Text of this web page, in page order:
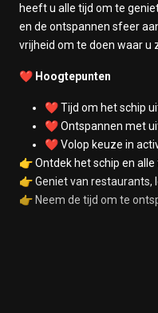
heeft u alle tijd om te
en de ontspannen sfeer
vrijheid om te doen waar u
❤️ Hoogtepunten
❤️ Tijd om het schip
❤️ Ontspannen met
❤️ Volop keuze in
👉 Ontdek het schip en
👉 Geniet van
👉 Neem de tijd om te